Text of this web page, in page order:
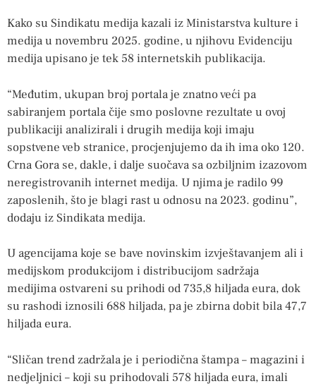
Kako su Sindikatu medija kazali iz Ministarstva kulture i
medija u novembru 2025. godine, u njihovu Evidenciju
medija upisano je tek 58 internetskih publikacija.
“Međutim, ukupan broj portala je znatno veći pa
sabiranjem portala čije smo poslovne rezultate u ovoj
publikaciji analizirali i drugih medija koji imaju
sopstvene veb stranice, procjenjujemo da ih ima oko 120.
Crna Gora se, dakle, i dalje suočava sa ozbiljnim izazovom
neregistrovanih internet medija. U njima je radilo 99
zaposlenih, što je blagi rast u odnosu na 2023. godinu”,
dodaju iz Sindikata medija.
U agencijama koje se bave novinskim izvještavanjem ali i
medijskom produkcijom i distribucijom sadržaja
medijima ostvareni su prihodi od 735,8 hiljada eura, dok
su rashodi iznosili 688 hiljada, pa je zbirna dobit bila 47,7
hiljada eura.
“Sličan trend zadržala je i periodična štampa – magazini i
nedjeljnici – koji su prihodovali 578 hiljada eura, imali